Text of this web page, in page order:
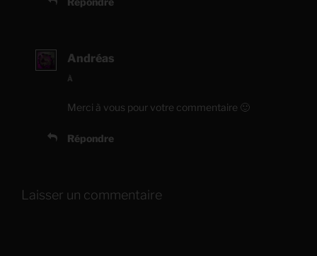
Andréas
À
Merci à vous pour votre commentaire 🙂
Répondre
Laisser un commentaire